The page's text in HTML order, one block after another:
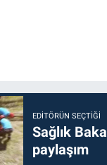
EDITÖRÜN SEÇTIĞI
Sağlık
paylaşım